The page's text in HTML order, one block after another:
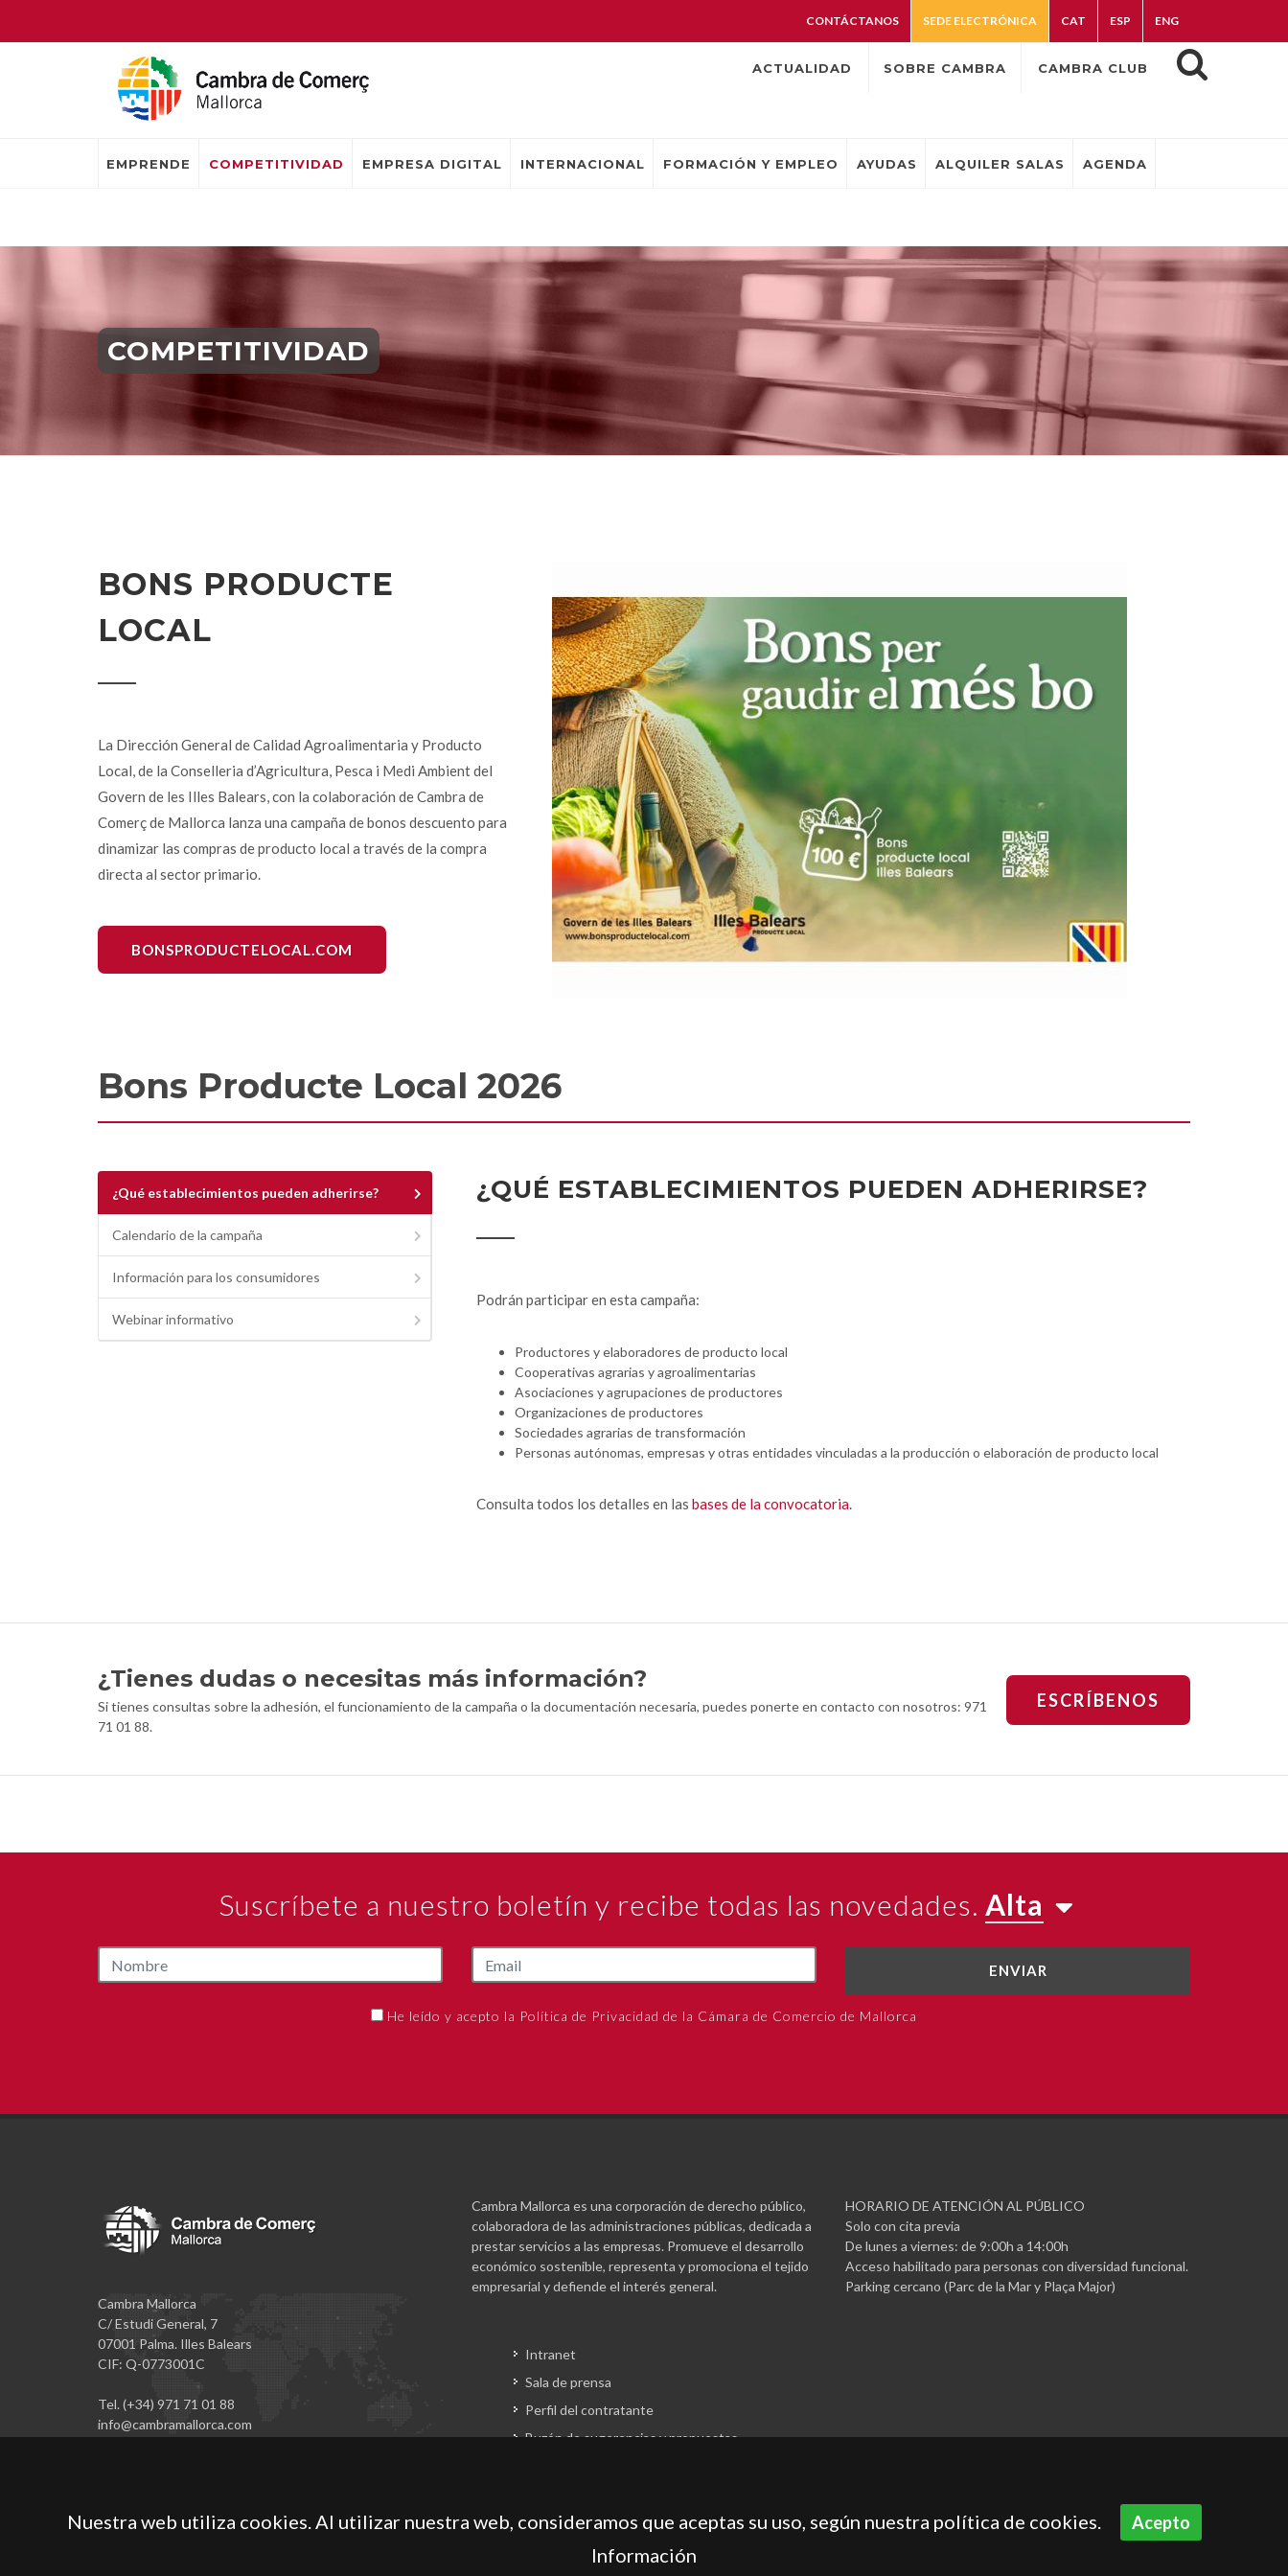
CONTÁCTANOS SEDE ELECTRÓNICA CAT ESP ENG
ACTUALIDAD SOBRE CAMBRA CAMBRA CLUB
EMPRENDE COMPETITIVIDAD EMPRESA DIGITAL INTERNACIONAL FORMACIÓN Y EMPLEO AYUDAS ALQUILER SALAS AGENDA
COMPETITIVIDAD
BONS PRODUCTE
LOCAL
La Dirección General de Calidad Agroalimentaria y Producto
Local, de la Conselleria d’Agricultura, Pesca i Medi Ambient del
Govern de les Illes Balears, con la colaboración de Cambra de
Comerç de Mallorca lanza una campaña de bonos descuento para
dinamizar las compras de producto local a través de la compra
directa al sector primario.
BONSPRODUCTELOCAL.COM
Bons Producte Local 2026
¿Qué establecimientos pueden adherirse?
Calendario de la campaña
Información para los consumidores
Webinar informativo
¿QUÉ ESTABLECIMIENTOS PUEDEN ADHERIRSE?
Podrán participar en esta campaña:
Productores y elaboradores de producto local
Cooperativas agrarias y agroalimentarias
Asociaciones y agrupaciones de productores
Organizaciones de productores
Sociedades agrarias de transformación
Personas autónomas, empresas y otras entidades vinculadas a la producción o elaboración de producto local
Consulta todos los detalles en lasbases de la convocatoria.
¿Tienes dudas o necesitas más información?
Si tienes consultas sobre la adhesión, el funcionamiento de la campaña o la documentación necesaria, puedes ponerte en contacto con nosotros: 971
71 01 88.
ESCRÍBENOS
Suscríbete a nuestro boletín y recibe todas las novedades. Alta
ENVIAR
He leído y acepto la Política de Privacidad de la Cámara de Comercio de Mallorca
Cambra Mallorca
C/ Estudi General, 7
07001 Palma. Illes Balears
CIF: Q-0773001C
Tel. (+34) 971 71 01 88
info@cambramallorca.com
Cambra Mallorca es una corporación de derecho público,
colaboradora de las administraciones públicas, dedicada a
prestar servicios a las empresas. Promueve el desarrollo
económico sostenible, representa y promociona el tejido
empresarial y defiende el interés general.
Intranet
Sala de prensa
Perfil del contratante
Buzón de sugerencias y propuestas
HORARIO DE ATENCIÓN AL PÚBLICO
Solo con cita previa
De lunes a viernes: de 9:00h a 14:00h
Acceso habilitado para personas con diversidad funcional.
Parking cercano (Parc de la Mar y Plaça Major)
Nuestra web utiliza cookies. Al utilizar nuestra web, consideramos que aceptas su uso, según nuestra política de cookies. Acepto
Información